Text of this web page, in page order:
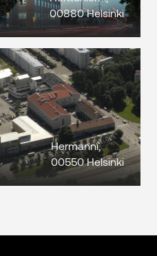
00880 Helsinki
Hermanni,
00550 Helsinki